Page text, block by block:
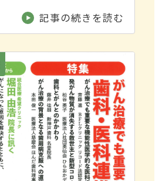
記事の続きを読む